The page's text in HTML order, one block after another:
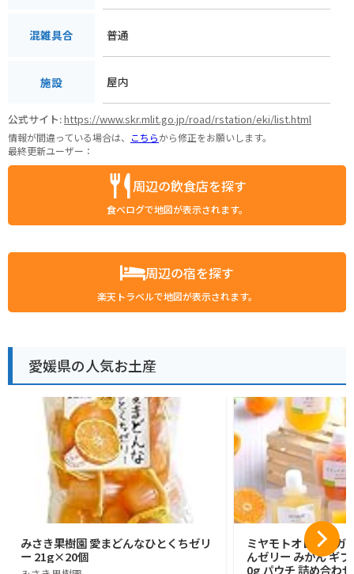
混雑具合 普通
施設 屋内
公式サイト:https://www.skr.mlit.go.jp/road/rstation/eki/list.html
情報が間違っている場合は、 こちらから修正をお願いします。
最終更新ユーザー：
周辺の飲食店を探す
食べログで地図が表示されます。
周辺の宿を探す
楽天トラベルで地図が表示されます。
愛媛県の人気お土産
みさき果樹園 愛まどんなひとくちゼリ
ー 21g×20個
ミヤモトオレンジガ
んゼリー みかん ギ
0g パウチ 詰め合わ